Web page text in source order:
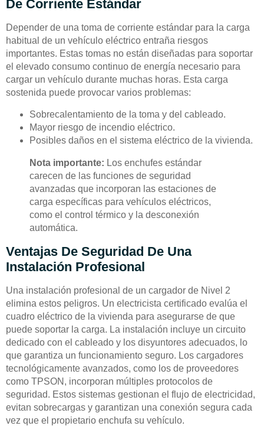
De Corriente Estándar
Depender de una toma de corriente estándar para la carga
habitual de un vehículo eléctrico entraña riesgos
importantes. Estas tomas no están diseñadas para soportar
el elevado consumo continuo de energía necesario para
cargar un vehículo durante muchas horas. Esta carga
sostenida puede provocar varios problemas:
Sobrecalentamiento de la toma y del cableado.
Mayor riesgo de incendio eléctrico.
Posibles daños en el sistema eléctrico de la vivienda.
Nota importante: Los enchufes estándar
carecen de las funciones de seguridad
avanzadas que incorporan las estaciones de
carga específicas para vehículos eléctricos,
como el control térmico y la desconexión
automática.
Ventajas De Seguridad De Una
Instalación Profesional
Una instalación profesional de un cargador de Nivel 2
elimina estos peligros. Un electricista certificado evalúa el
cuadro eléctrico de la vivienda para asegurarse de que
puede soportar la carga. La instalación incluye un circuito
dedicado con el cableado y los disyuntores adecuados, lo
que garantiza un funcionamiento seguro. Los cargadores
tecnológicamente avanzados, como los de proveedores
como TPSON, incorporan múltiples protocolos de
seguridad. Estos sistemas gestionan el flujo de electricidad,
evitan sobrecargas y garantizan una conexión segura cada
vez que el propietario enchufa su vehículo.